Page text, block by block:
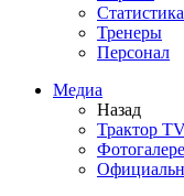
Тренеры
Персонал
Медиа
Назад
Трактор